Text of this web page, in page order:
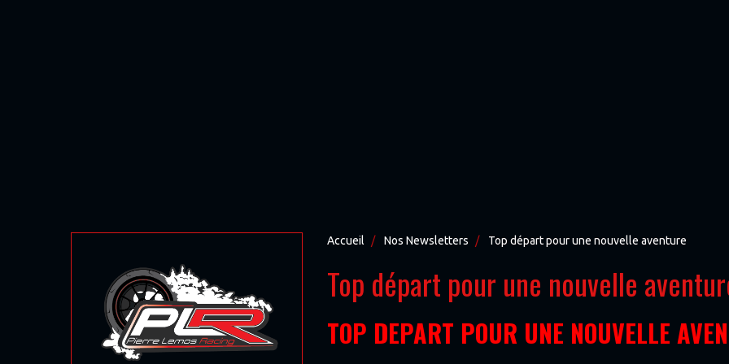
Accueil Nos Newsletters Top départ pour une nouvelle aventure
Top départ pour une nouvelle
TOP DEPART POUR UNE NOUVELLE